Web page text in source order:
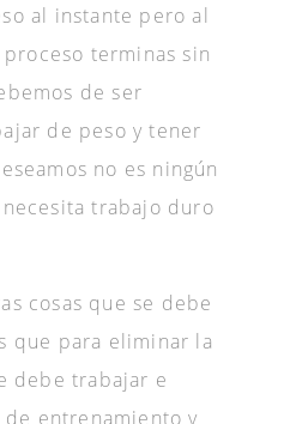
al instante pero al
terminas sin
de ser
de peso y tener
no es ningún
trabajo duro
cosas que se debe
que para eliminar la
debe trabajar e
entrenamiento y